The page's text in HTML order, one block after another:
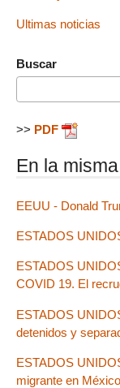
Ultimas noticias
Buscar
>> PDF
En la
EEUU - Donald
ESTADOS
ESTADOS
COVID 19. El
ESTADOS
detenidos y
ESTADOS
migrante en México